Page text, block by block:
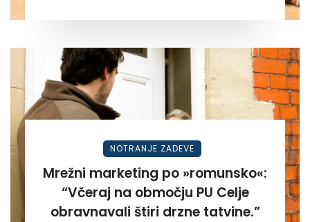
NOTRANJE ZADEVE
Mrežni marketing po »romunsko«:
“Včeraj na območju PU Celje
obravnavali štiri drzne tatvine.”